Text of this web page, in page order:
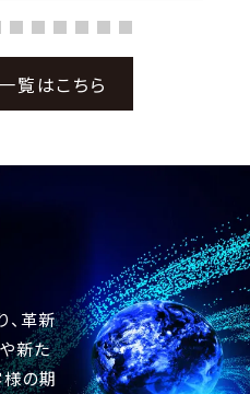
覧はこちら
、革新
新た
の期